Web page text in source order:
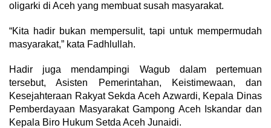
oligarki di Aceh yang membuat susah masyarakat.
“Kita hadir bukan mempersulit, tapi untuk mempermudah
masyarakat,” kata Fadhlullah.
Hadir juga mendampingi Wagub dalam pertemuan
tersebut, Asisten Pemerintahan, Keistimewaan, dan
Kesejahteraan Rakyat Sekda Aceh Azwardi, Kepala Dinas
Pemberdayaan Masyarakat Gampong Aceh Iskandar dan
Kepala Biro Hukum Setda Aceh Junaidi.